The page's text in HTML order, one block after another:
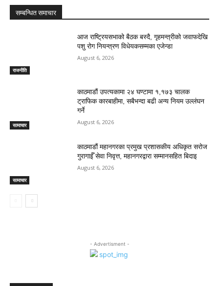
सम्बन्धित समाचार
राजनीति
आज राष्ट्रियसभाको बैठक बस्दै, गृहमन्त्रीको जवाफदेखि
पशु रोग नियन्त्रण विधेयकसम्मका एजेन्डा
August 6, 2026
सामाचार
काठमाडौं उपत्यकामा २४ घण्टामा १,१७३ चालक
ट्राफिक कारबाहीमा, सबैभन्दा बढी अन्य नियम उल्लंघन
गर्ने
August 6, 2026
सामाचार
काठमाडौं महानगरका प्रमुख प्रशासकीय अधिकृत सरोज
गुरागाईँ सेवा निवृत्त, महानगरद्वारा सम्मानसहित बिदाइ
August 6, 2026
- Advertisment -